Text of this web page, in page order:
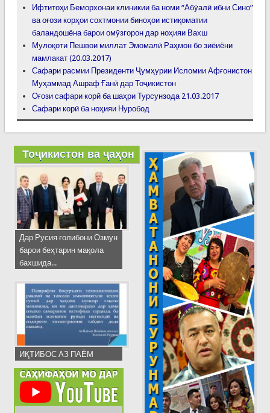
Ифтитоҳи Беморхонаи клиникии ба номи “Абӯалӣ ибни Сино”
ва оғози корҳои сохтмонии биноҳои истиқоматии
баландошёна барои омӯзгорон дар ноҳияи Вахш
Мулоқоти Пешвои миллат Эмомалӣ Раҳмон бо зиёиёни
мамлакат (20.03.2017)
Сафари расмии Президенти Ҷумҳурии Исломии Афғонистон
Муҳаммад Ашраф Ғанӣ дар Тоҷикистон
Оғози сафари корӣ ба шаҳри Турсунзода 21.03.2017
Сафари корӣ ба ноҳияи Нуробод
Тоҷикистон ва ҷаҳон
Дар Русия ғолибони Озмун
барои беҳтарин мақола
бахшида...
ИҚТИБОС АЗ ПАЁМ